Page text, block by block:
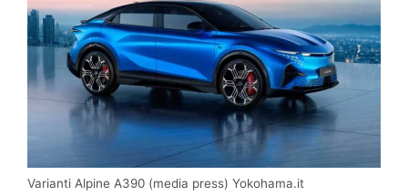
Varianti Alpine A390 (media press) Yokohama.it